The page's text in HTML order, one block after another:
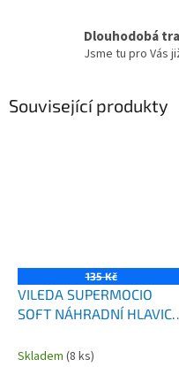
Dlouhodobá
Jsme tu pro Vás
Související produkty
135 Kč
VILEDA SUPERMOCIO
SOFT NÁHRADNÍ HLAVICE
Skladem (8 ks)